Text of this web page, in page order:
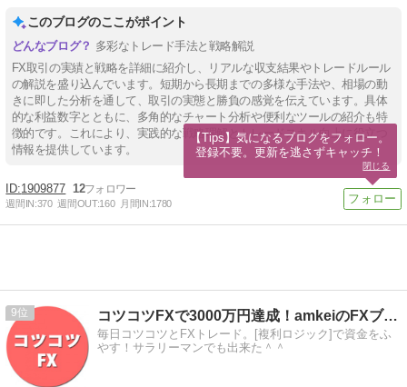
このブログのここがポイント
多彩なトレード手法と戦略解説
FX取引の実績と戦略を詳細に紹介し、リアルな収支結果やトレードルール
の解説を盛り込んでいます。短期から長期までの多様な手法や、相場の動
きに即した分析を通して、取引の実態と勝負の感覚を伝えています。具体
的な利益数字とともに、多角的なチャート分析や便利なツールの紹介も特
徴的です。これにより、実践的な戦略理解とトレードスキル向上に役立つ
情報を提供しています。
1909877 12
週間IN:370 週間OUT:160 月間IN:1780
9 コツコツFXで3000万円達成！amkeiのFXブログ！
毎日コツコツとFXトレード。[複利ロジック]で資金をふ
やす！サラリーマンでも出来た＾＾
【Tips】気になるブログをフォロー。
登録不要。更新を逃さずキャッチ！
閉じる